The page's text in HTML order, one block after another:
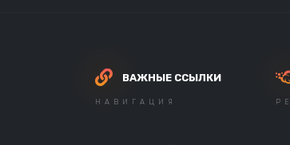
ВАЖНЫЕ ССЫЛКИ
НАВИГАЦИЯ